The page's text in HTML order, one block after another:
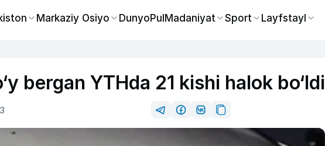
Markaziy Osiyo DunyoPulMadaniyat Sport Layfstayl
bergan YTHda 21 kishi halok bo‘ldi